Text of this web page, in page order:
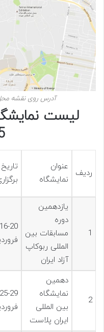
آدرس روی نقشه محل
لیست
ردیف
عنوان
نمایشگاه
تاریخ
1
یازدهمین
دوره
مسابقات بین
المللی ربوکاپ
آزاد ایران
16-20
2
دهمین
نمایشگاه
بین المللی
ایران پلاست
25-29